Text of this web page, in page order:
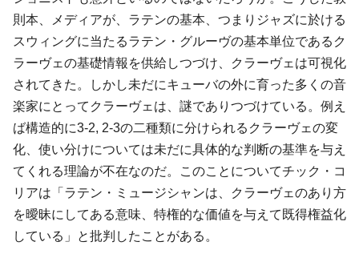
則本、メディアが、ラテンの基本、つまりジャズに於ける
スウィングに当たるラテン・グルーヴの基本単位であるク
ラーヴェの基礎情報を供給しつづけ、クラーヴェは可視化
されてきた。しかし未だにキューバの外に育った多くの音
楽家にとってクラーヴェは、謎でありつづけている。例え
ば構造的に3-2, 2-3の二種類に分けられるクラーヴェの変
化、使い分けについては未だに具体的な判断の基準を与え
てくれる理論が不在なのだ。このことについてチック・コ
リアは「ラテン・ミュージシャンは、クラーヴェのあり方
を曖昧にしてある意味、特権的な価値を与えて既得権益化
している」と批判したことがある。